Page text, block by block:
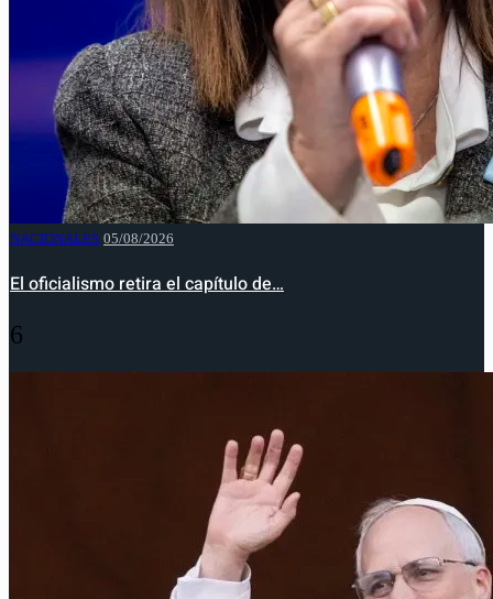
NACIONALES 05/08/2026
El oficialismo retira el capítulo de…
6